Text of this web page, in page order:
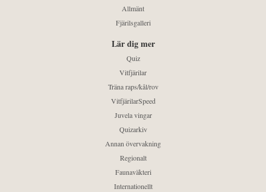
Allmänt
Fjärilsgalleri
Lär dig mer
Quiz
Vitfjärilar
Träna raps/kål/rov
VitfjärilarSpeed
Juvela vingar
Quizarkiv
Annan övervakning
Regionalt
Faunaväkteri
Internationellt